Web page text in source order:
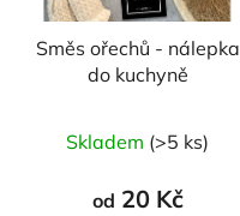
Směs ořechů - nálepka
do kuchyně
Skladem (>5 ks)
od 20 Kč